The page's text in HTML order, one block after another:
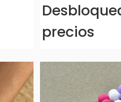
precios